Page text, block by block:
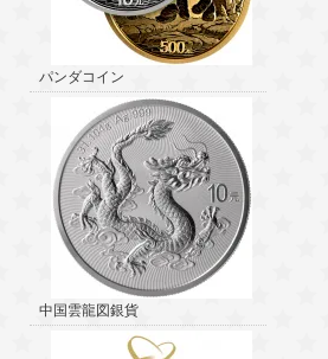
パンダコイン
中国雲龍図銀貨